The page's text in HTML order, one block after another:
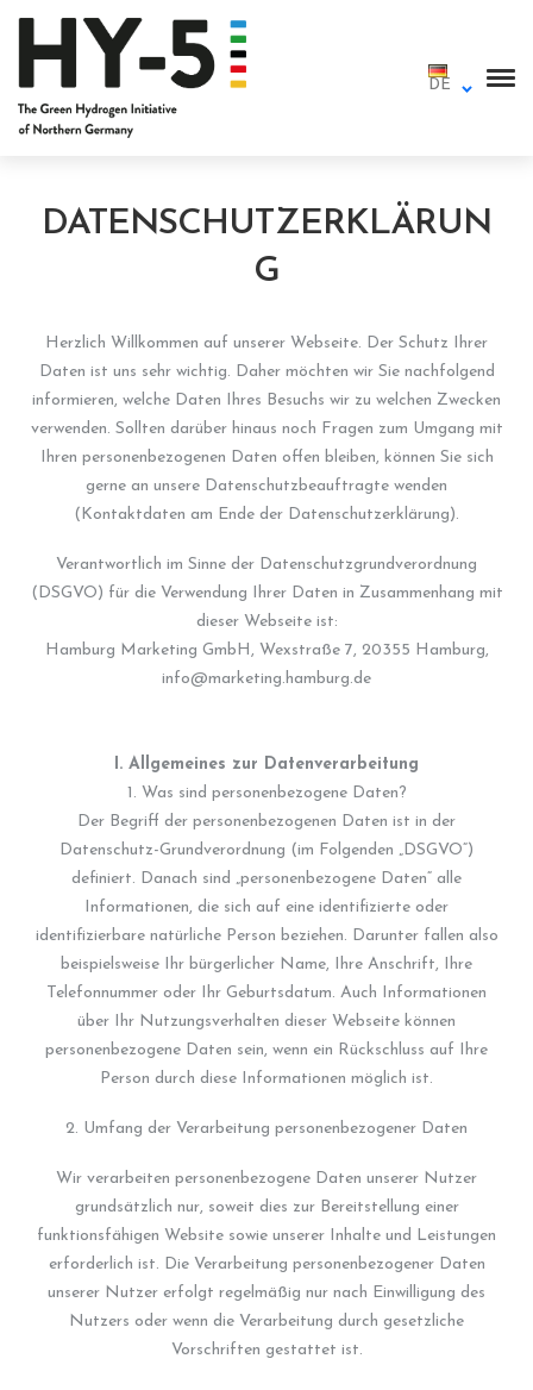
DE
DATENSCHUTZERKLÄRUN
G
Herzlich Willkommen auf unserer Webseite. Der Schutz Ihrer
Daten ist uns sehr wichtig. Daher möchten wir Sie nachfolgend
informieren, welche Daten Ihres Besuchs wir zu welchen Zwecken
verwenden. Sollten darüber hinaus noch Fragen zum Umgang mit
Ihren personenbezogenen Daten offen bleiben, können Sie sich
gerne an unsere Datenschutzbeauftragte wenden
(Kontaktdaten am Ende der Datenschutzerklärung).
Verantwortlich im Sinne der Datenschutzgrundverordnung
(DSGVO) für die Verwendung Ihrer Daten in Zusammenhang mit
dieser Webseite ist:
Hamburg Marketing GmbH, Wexstraße 7, 20355 Hamburg,
info@marketing.hamburg.de
I. Allgemeines zur Datenverarbeitung
1. Was sind personenbezogene Daten?
Der Begriff der personenbezogenen Daten ist in der
Datenschutz-Grundverordnung (im Folgenden „DSGVO“)
definiert. Danach sind „personenbezogene Daten“ alle
Informationen, die sich auf eine identifizierte oder
identifizierbare natürliche Person beziehen. Darunter fallen also
beispielsweise Ihr bürgerlicher Name, Ihre Anschrift, Ihre
Telefonnummer oder Ihr Geburtsdatum. Auch Informationen
über Ihr Nutzungsverhalten dieser Webseite können
personenbezogene Daten sein, wenn ein Rückschluss auf Ihre
Person durch diese Informationen möglich ist.
2. Umfang der Verarbeitung personenbezogener Daten
Wir verarbeiten personenbezogene Daten unserer Nutzer
grundsätzlich nur, soweit dies zur Bereitstellung einer
funktionsfähigen Website sowie unserer Inhalte und Leistungen
erforderlich ist. Die Verarbeitung personenbezogener Daten
unserer Nutzer erfolgt regelmäßig nur nach Einwilligung des
Nutzers oder wenn die Verarbeitung durch gesetzliche
Vorschriften gestattet ist.